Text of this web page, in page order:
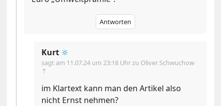
Antworten
Kurt 🔆
sagt am 11.07.24 um 23:18 Uhr zu Oliver Schwuchow
⇡
im Klartext kann man den Artikel also
nicht Ernst nehmen?